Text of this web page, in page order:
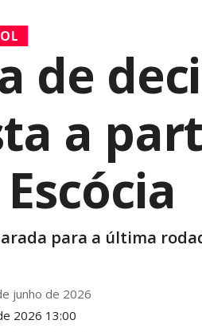
de
a
para a última
2026 13:00
junho de 2026